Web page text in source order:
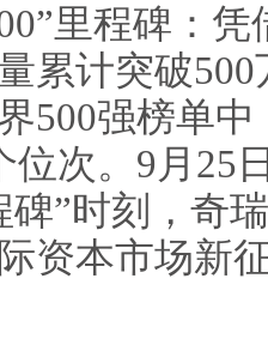
里程碑：
累计突破
500强榜单
位次。9月25
碑”时刻，奇
资本市场新